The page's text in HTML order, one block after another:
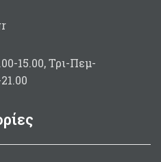
15.00, Τρι-Πεμ-